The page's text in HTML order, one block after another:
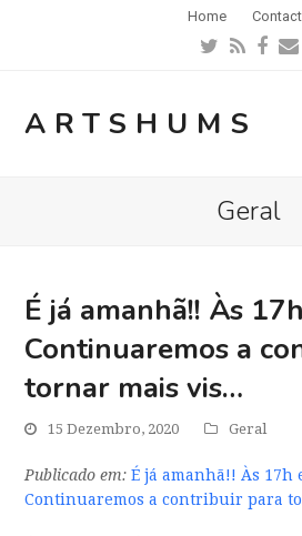
Home
Twitter
RSS
ARTSHUMS
Geral
É já amanhã!! Às
Continuaremos a
tornar mais vis…
15 Dezembro, 2020 Geral
Publicado em: É já amanhã!! Às 17h
Continuaremos a contribuir para